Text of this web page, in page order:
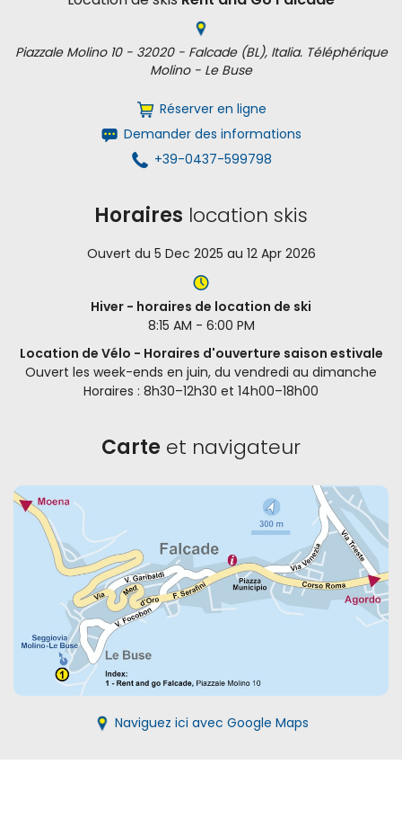
Piazzale Molino 10 - 32020 - Falcade (BL), Italia. Téléphérique
Molino - Le Buse
Réserver en ligne
Demander des informations
+39-0437-599798
Horaires location skis
Ouvert du 5 Dec 2025 au 12 Apr 2026
Hiver - horaires de location de ski
8:15 AM - 6:00 PM
Location de Vélo - Horaires d'ouverture saison estivale
Ouvert les week-ends en juin, du vendredi au dimanche
Horaires : 8h30–12h30 et 14h00–18h00
Carte et navigateur
Naviguez ici avec Google Maps